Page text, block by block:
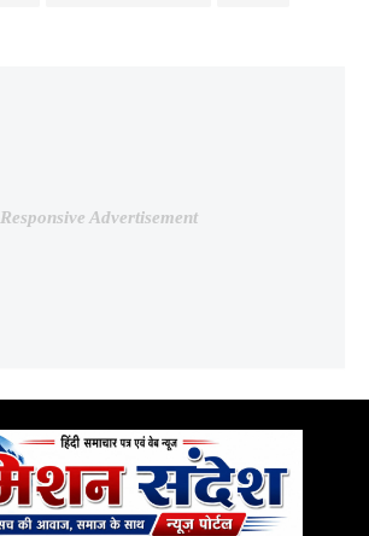
Responsive Advertisement